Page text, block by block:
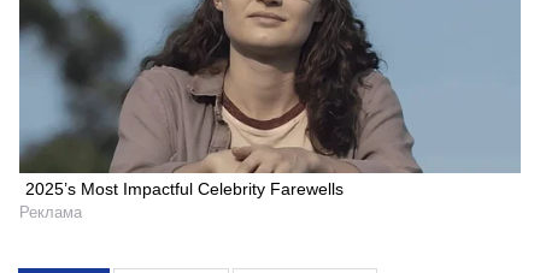
2025’s Most Impactful Celebrity Farewells
Реклама